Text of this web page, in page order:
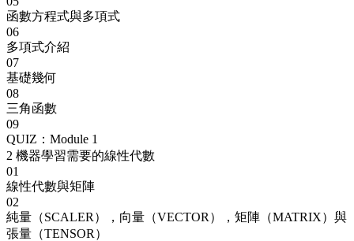
函數方程式與多項式
06
多項式介紹
07
基礎幾何
08
三角函數
09
QUIZ：Module 1
2 機器學習需要的線性代數
01
線性代數與矩陣
02
純量（SCALER），向量（VECTOR），矩陣（MATRIX）與
張量（TENSOR）